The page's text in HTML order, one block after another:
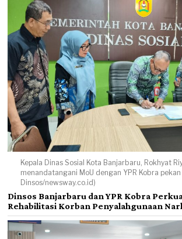
Kepala Dinas Sosial Kota Banjarbaru, Rokhyat
menandatangani MoU dengan YPR Kobra pekan
Dinsos/newsway.co.id)
Dinsos Banjarbaru dan YPR Kobra
Rehabilitasi Korban Penyalahgunaan